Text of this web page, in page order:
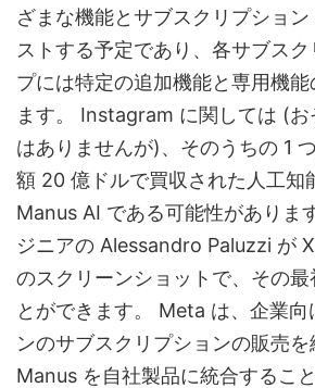
ざまな機能とサブスクリプショ
ストする予定であり、各サブス
プには特定の追加機能と専用機
ます。 Instagram に関しては (
はありませんが)、そのうちの 1
額 20 億ドルで買収された人工知
Manus AI である可能性がありま
ジニアの Alessandro Paluzzi が
のスクリーンショットで、その最
とができます。 Meta は、企業向
ンのサブスクリプションの販売を
Manus を自社製品に統合するこ